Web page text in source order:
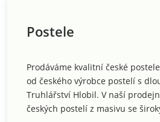
Postele
Prodáváme kvalitní české
od českého výrobce postelí s
Truhlářství Hlobil. V naší
českých postelí z masivu se